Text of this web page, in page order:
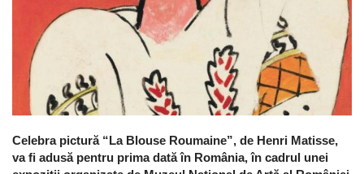
Celebra pictură “La Blouse Roumaine”, de Henri Matisse,
va fi adusă pentru prima dată în România, în cadrul unei